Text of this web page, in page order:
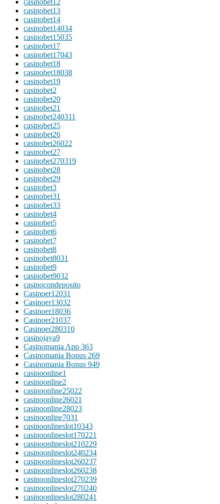
casinobet13
casinobet14
casinobet14034
casinobet15035
casinobet17
casinobet17043
casinobet18
casinobet18038
casinobet19
casinobet2
casinobet20
casinobet21
casinobet240311
casinobet25
casinobet26
casinobet26022
casinobet27
casinobet270319
casinobet28
casinobet29
casinobet3
casinobet31
casinobet33
casinobet4
casinobet5
casinobet6
casinobet7
casinobet8
casinobet8031
casinobet9
casinobet9032
casinocondeposito
Casinoer12031
Casinoer13032
Casinoer18036
Casinoer21037
Casinoer280310
casinojaya9
Casinomania App 363
Casinomania Bonus 269
Casinomania Bonus 949
casinoonline1
casinoonline2
casinoonline25022
casinoonline26021
casinoonline28023
casinoonline7031
casinoonlineslot10343
casinoonlineslot170221
casinoonlineslot210229
casinoonlineslot240234
casinoonlineslot260237
casinoonlineslot260238
casinoonlineslot270239
casinoonlineslot270240
casinoonlineslot280241